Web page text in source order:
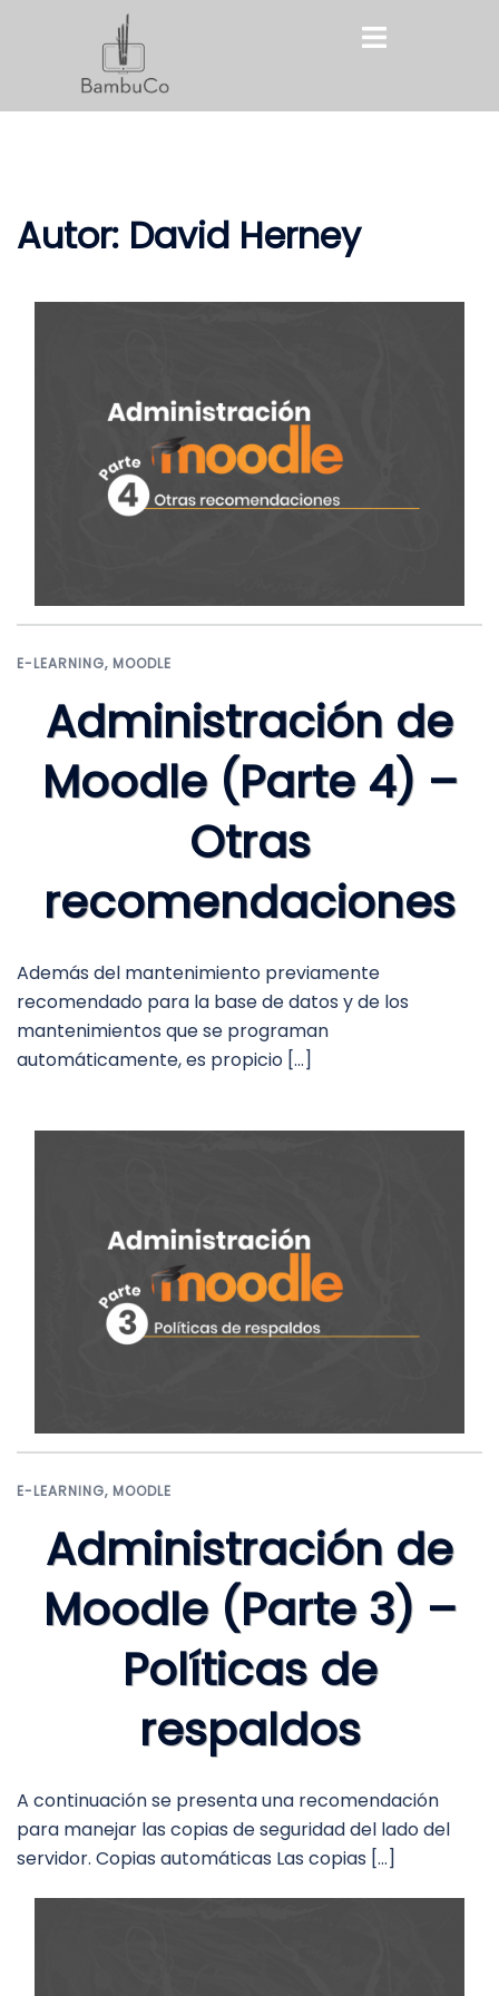
Toggle
Autor: David Herney
E-LEARNING, MOODLE
Administración de
Moodle (Parte 4) –
Otras
recomendaciones
Además del mantenimiento previamente
recomendado para la base de datos y de los
mantenimientos que se programan
automáticamente, es propicio […]
E-LEARNING, MOODLE
Administración de
Moodle (Parte 3) –
Políticas de
respaldos
A continuación se presenta una recomendación
para manejar las copias de seguridad del lado del
servidor. Copias automáticas Las copias […]